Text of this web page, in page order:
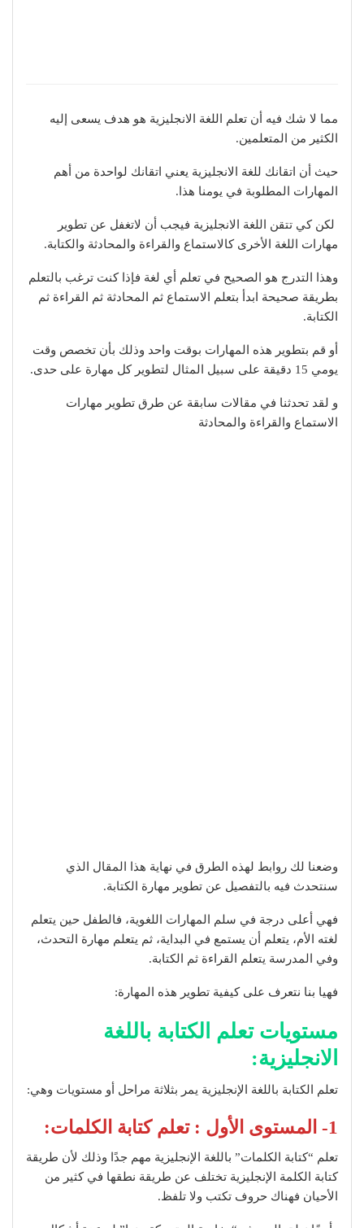
مما لا شك فيه أن تعلم اللغة الانجليزية هو هدف يسعى إليه
الكثير من المتعلمين.
حيث أن اتقانك للغة الانجليزية يعني اتقانك لواحدة من أهم
المهارات المطلوبة في يومنا هذا.
لكن كي تتقن اللغة الانجليزية فيجب أن لاتغفل عن تطوير
مهارات اللغة الأخرى كالاستماع والقراءة والمحادثة والكتابة.
وهذا التدرج هو الصحيح في تعلم أي لغة فإذا كنت ترغب بالتعلم
بطريقة صحيحة ابدأ بتعلم الاستماع ثم المحادثة ثم القراءة ثم
الكتابة.
أو قم بتطوير هذه المهارات بوقت واحد وذلك بأن تخصص وقت
يومي 15 دقيقة على سبيل المثال لتطوير كل مهارة على حدى.
و لقد تحدثنا في مقالات سابقة عن طرق تطوير مهارات
الاستماع والقراءة والمحادثة
وضعنا لك روابط لهذه الطرق في نهاية هذا المقال الذي
سنتحدث فيه بالتفصيل عن تطوير مهارة الكتابة.
فهي أعلى درجة في سلم المهارات اللغوية، فالطفل حين يتعلم
لغته الأم، يتعلم أن يستمع في البداية، ثم يتعلم مهارة التحدث،
وفي المدرسة يتعلم القراءة ثم الكتابة.
فهيا بنا نتعرف على كيفية تطوير هذه المهارة:
مستويات تعلم الكتابة باللغة
الانجليزية:
تعلم الكتابة باللغة الإنجليزية يمر بثلاثة مراحل أو مستويات وهي:
1- المستوى الأول : تعلم كتابة الكلمات:
تعلم “كتابة الكلمات” باللغة الإنجليزية مهم جدًا وذلك لأن طريقة
كتابة الكلمة الإنجليزية تختلف عن طريقة نطقها في كثير من
الأحيان فهناك حروف تكتب ولا تلفظ.